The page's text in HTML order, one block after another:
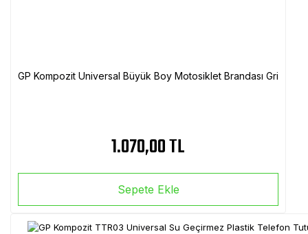
GP Kompozit Universal Büyük Boy Motosiklet Brandası Gri
1.070,00 TL
Sepete Ekle